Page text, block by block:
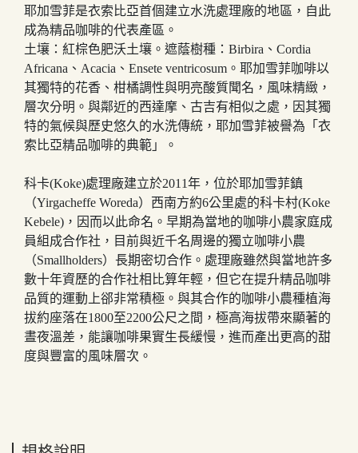
耶加雪菲是衣索比亞首個建立水洗處理廠的地區，自此
成為精品咖啡的代表產區。
土壤：紅棕色肥沃土壤。遮蔭樹種：Birbira、Cordia
Africana、Acacia、Ensete ventricosum。耶加雪菲咖啡以
其獨特的花香、柑橘調性與明亮酸質聞名，風味精緻，
層次分明。與鄰近的西達摩、古吉有相似之處，因其獨
特的氣候與歷史悠久的水洗傳統，耶加雪菲被譽為「衣
索比亞精品咖啡的典範」。
科卡(Koke)處理廠建立於2011年，位於耶加雪菲鎮
（Yirgacheffe Woreda）西南方約6公里處的科卡村(Koke
Kebele)，因而以此命名。早期為當地的咖啡小農家庭成
員組成合作社，目前與近千名周邊的獨立咖啡小農
（Smallholders）長期密切合作。處理廠雖然與當地許多
數十年資歷的合作社相比算年輕，但它在提升精品咖啡
品質的運動上郤非常積極。與其合作的咖啡小農種植海
拔約座落在1800至2200公尺之間，極高海拔帶來顯著的
晝夜溫差，能讓咖啡果實生長緩慢，進而產出更高的甜
度與豐富的風味層次。